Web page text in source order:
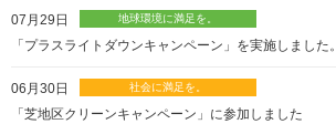
07月29日
「プラスライトダウンキャンペーン」を実施しました。
06月30日
「芝地区クリーンキャンペーン」に参加しました